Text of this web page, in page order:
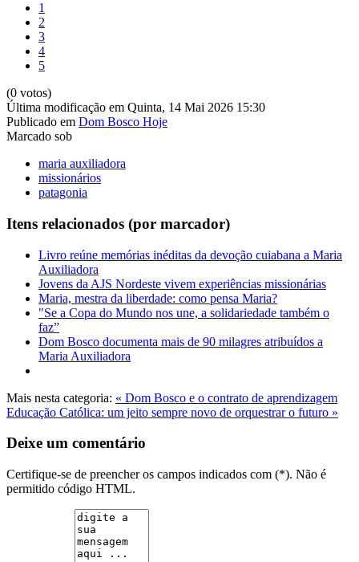
1
2
3
4
5
(0 votos)
Última modificação em Quinta, 14 Mai 2026 15:30
Publicado em Dom Bosco Hoje
Marcado sob
maria auxiliadora
missionários
patagonia
Itens relacionados (por marcador)
Livro reúne memórias inéditas da devoção cuiabana a Maria
Auxiliadora
Jovens da AJS Nordeste vivem experiências missionárias
Maria, mestra da liberdade: como pensa Maria?
"Se a Copa do Mundo nos une, a solidariedade também o
faz”
Dom Bosco documenta mais de 90 milagres atribuídos a
Maria Auxiliadora
Mais nesta categoria: « Dom Bosco e o contrato de aprendizagem
Educação Católica: um jeito sempre novo de orquestrar o futuro »
Deixe um comentário
Certifique-se de preencher os campos indicados com (*). Não é
permitido código HTML.